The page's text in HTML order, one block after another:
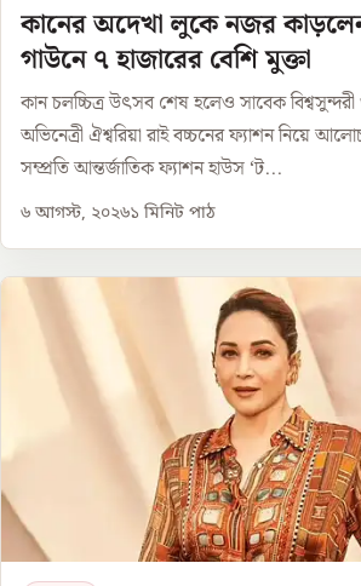
কানের অদেখা লুকে নজর
গাউনে ৭ হাজারের বেশি মুক্তা
কান চলচ্চিত্র উৎসব শেষ হলেও সাবেক
অভিনেত্রী ঐশ্বরিয়া রাই বচ্চনের ফ্যাশন নিয়ে
সম্প্রতি আন্তর্জাতিক ফ্যাশন হাউস ‘ট...
৬ আগস্ট, ২০২৬১ মিনিট পাঠ